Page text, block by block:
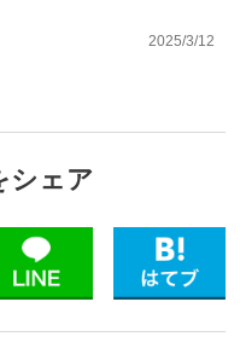
2025/3/12
シェア